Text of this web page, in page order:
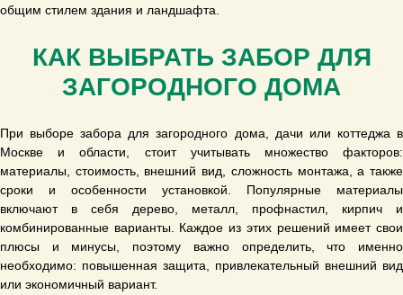
общим стилем здания и ландшафта.
КАК ВЫБРАТЬ ЗАБОР ДЛЯ
ЗАГОРОДНОГО ДОМА
При выборе забора для загородного дома, дачи или коттеджа в
Москве и области, стоит учитывать множество факторов:
материалы, стоимость, внешний вид, сложность монтажа, а также
сроки и особенности установкой. Популярные материалы
включают в себя дерево, металл, профнастил, кирпич и
комбинированные варианты. Каждое из этих решений имеет свои
плюсы и минусы, поэтому важно определить, что именно
необходимо: повышенная защита, привлекательный внешний вид
или экономичный вариант.